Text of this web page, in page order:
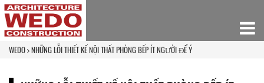
WEDO NHỮNG LỖI THIẾT KẾ NỘI THẤT PHÒNG BẾP ÍT NGƯỜI ĐỂ Ý